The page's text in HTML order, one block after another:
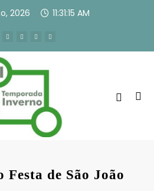
2026 11:31:16 AM
de São João